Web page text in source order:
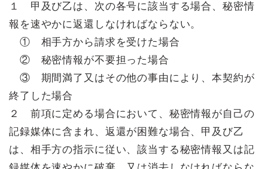
１ 甲及び乙は、次の各号に該当する場合、秘密情
報を速やかに返還しなければならない。
① 相手方から請求を受けた場合
② 秘密情報が不要担った場合
③ 期間満了又はその他の事由により、本契約が
終了した場合
２ 前項に定める場合において、秘密情報が自己の
記録媒体に含まれ、返還が困難な場合、甲及び乙
は、相手方の指示に従い、該当する秘密情報又は記